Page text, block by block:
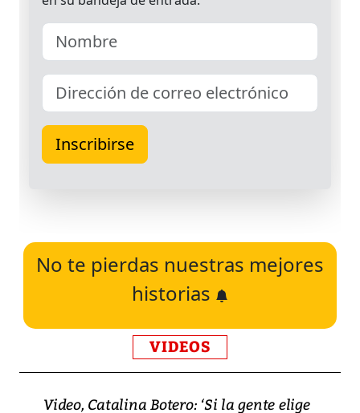
No te pierdas nuestras mejores
historias
VIDEOS
Video, Catalina Botero: ‘Si la gente elige